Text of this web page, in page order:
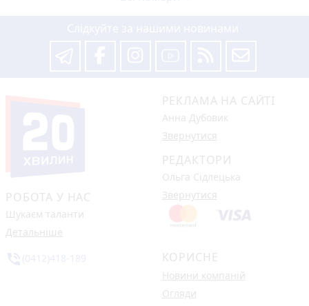
РОБОТА У НАС
Шукаєм таланти
Детальніше
РЕКЛАМА НА САЙТІ
Анна Дубовик
Звернутися
РЕДАКТОРИ
Ольга Сідлецька
Звернутися
КОРИСНЕ
Новини компаній
Огляди